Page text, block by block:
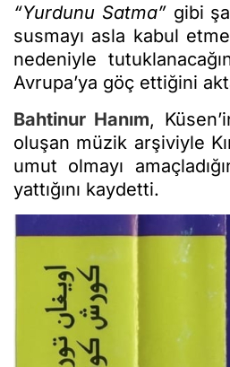
“Yurdunu Satma”gibi
susmayı asla kabul
nedeniyle
Avrupa’ya göç ettiğini
Bahtinur Hanım,
oluşan müzik arşiviyle
umut olmayı
yattığını kaydetti.